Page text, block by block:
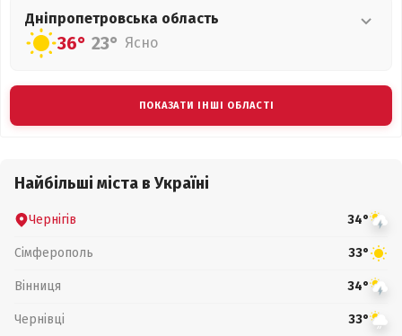
Дніпропетровська область
36° 23° Ясно
ПОКАЗАТИ ІНШІ ОБЛАСТІ
Найбільші міста в Україні
Чернігів 34°
Сімферополь 33°
Вінниця 34°
Чернівці 33°